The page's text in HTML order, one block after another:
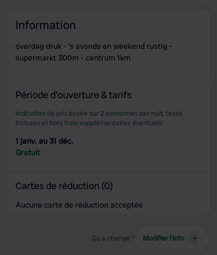
Information
overdag druk - 's avonds en weekend rustig -
supermarkt 300m - centrum 1km
Période d'ouverture & tarifs
Indication de prix basée sur 2 personnes par nuit, taxes
incluses et hors frais supplémentaires éventuels.
1 janv. au 31 déc.
Gratuit
Cartes de réduction (0)
Aucune carte de réduction acceptée
Ça a changé ? Modifier l’info